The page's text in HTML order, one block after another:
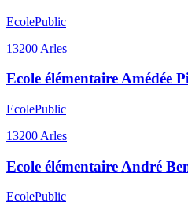
EcolePublic
13200 Arles
Ecole élémentaire Amédée
EcolePublic
13200 Arles
Ecole élémentaire André
EcolePublic